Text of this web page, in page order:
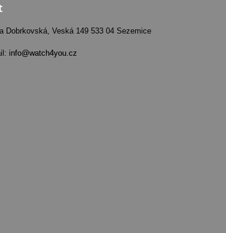
Dobrkovská, Veská 149 533 04 Sezemice
info@watch4you.cz